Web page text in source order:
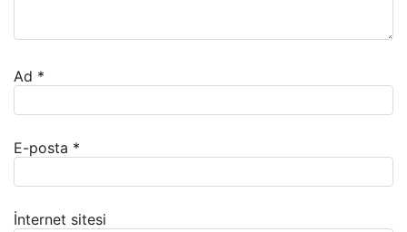
Ad *
E-posta *
İnternet sitesi